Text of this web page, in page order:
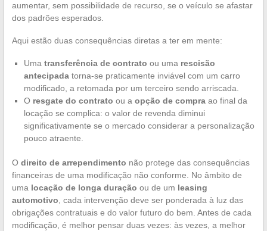
aumentar, sem possibilidade de recurso, se o veículo se afastar
dos padrões esperados.
Aqui estão duas consequências diretas a ter em mente:
Uma transferência de contrato ou uma rescisão
antecipadatorna-se praticamente inviável com um carro
modificado, a retomada por um terceiro sendo arriscada.
O resgate do contrato ou a opção de compraao final da
locação se complica: o valor de revenda diminui
significativamente se o mercado considerar a personalização
pouco atraente.
O direito de arrependimento não protege das consequências
financeiras de uma modificação não conforme. No âmbito de
uma locação de longa duração ou de um leasing
automotivo , cada intervenção deve ser ponderada à luz das
obrigações contratuais e do valor futuro do bem. Antes de cada
modificação, é melhor pensar duas vezes: às vezes, a melhor